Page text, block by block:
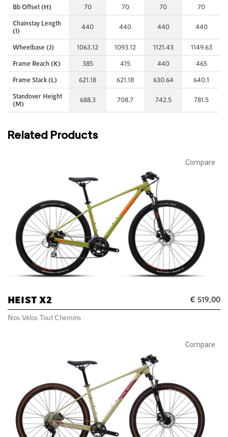
Bb Offset (H)
70 70 70
70
Chainstay Length
(I)
440 440 440 440
Wheelbase (J) 1063.12 1093.12 1121.43
1149.63
Frame Reach (K)
385 415 440
465
Frame Stack (L)
621.18 621.18 630.64
640.1
Standover Height
(M)
688.3 708.7 742.5 781.5
Related Products
Compare
HEIST X2 € 519,00
Nos Vélos Tout Chemins
Compare